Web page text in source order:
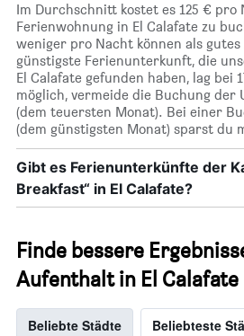
Im Durchschnitt kostet es 125 € pro
Ferienwohnung in El Calafate zu
weniger pro Nacht können als
günstigste Ferienunterkunft, die
El Calafate gefunden haben, lag bei
möglich, vermeide die Buchung der
(dem teuersten Monat). Bei einer
(dem günstigsten Monat) sparst du
Gibt es Ferienunterkünfte der
Breakfast“ in El Calafate?
Finde bessere
Aufenthalt in El Calafate
Beliebte Städte Beliebteste